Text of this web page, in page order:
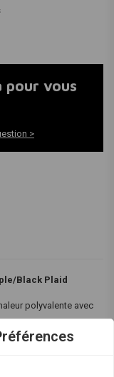
pour vous
>
Black Plaid
polyvalente avec
il est doté d'un